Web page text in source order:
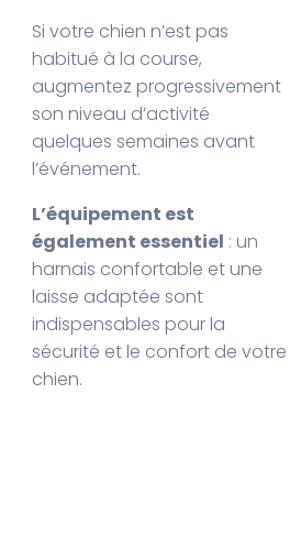
Si votre chien n’est pas
habitué à la course,
augmentez progressivement
son niveau d’activité
quelques semaines avant
l’événement.
L’équipement est
également essentiel : un
harnais confortable et une
laisse adaptée sont
indispensables pour la
sécurité et le confort de votre
chien.